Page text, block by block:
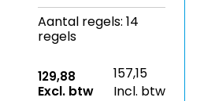
Aantal regels: 14
regels
129,88
Excl. btw
157,15
Incl. btw